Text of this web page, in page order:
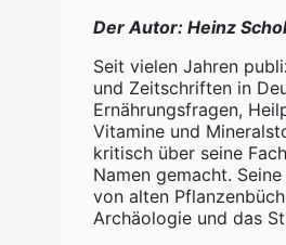
Der Autor: Heinz
Seit vielen Jahren
und Zeitschriften in
Ernährungsfragen,
Vitamine und
kritisch über seine
Namen gemacht.
von alten
Archäologie und das